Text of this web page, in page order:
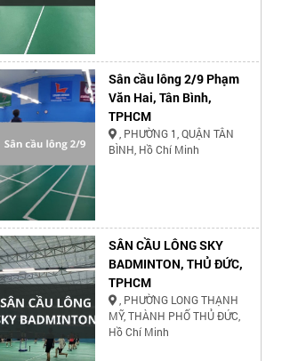
Sân cầu lông 2/9 Phạm
Văn Hai, Tân Bình,
TPHCM
, PHƯỜNG 1, QUẬN TÂN
BÌNH, Hồ Chí Minh
SÂN CẦU LÔNG SKY
BADMINTON, THỦ ĐỨC,
TPHCM
, PHƯỜNG LONG THẠNH
MỸ, THÀNH PHỐ THỦ ĐỨC,
Hồ Chí Minh